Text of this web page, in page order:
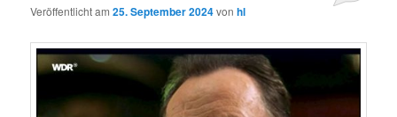
Veröffentlicht am25. September 2024vonhl